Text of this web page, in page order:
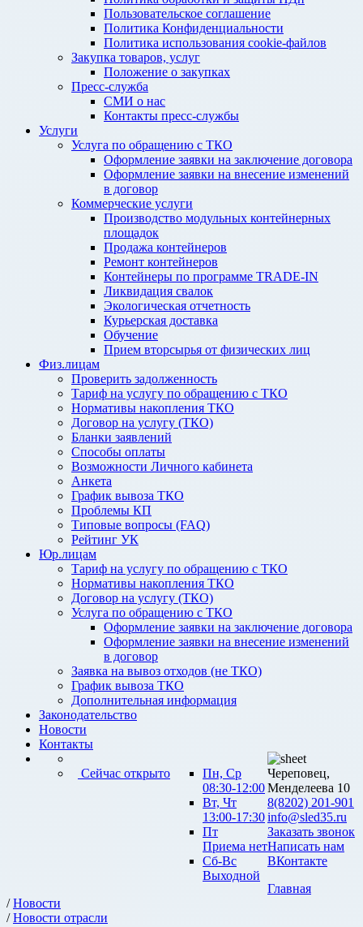
Пользовательское соглашение
Политика Конфиденциальности
Политика использования cookie-файлов
Закупка товаров, услуг
Положение о закупках
Пресс-служба
СМИ о нас
Контакты пресс-службы
Услуги
Услуга по обращению с ТКО
Оформление заявки на заключение договора
Оформление заявки на внесение изменений
в договор
Коммерческие услуги
Производство модульных контейнерных
площадок
Продажа контейнеров
Ремонт контейнеров
Контейнеры по программе TRADE-IN
Ликвидация свалок
Экологическая отчетность
Курьерская доставка
Обучение
Прием вторсырья от физических лиц
Физ.лицам
Проверить задолженность
Тариф на услугу по обращению с ТКО
Нормативы накопления ТКО
Договор на услугу (ТКО)
Бланки заявлений
Способы оплаты
Возможности Личного кабинета
Анкета
График вывоза ТКО
Проблемы КП
Типовые вопросы (FAQ)
Рейтинг УК
Юр.лицам
Тариф на услугу по обращению с ТКО
Нормативы накопления ТКО
Договор на услугу (ТКО)
Услуга по обращению с ТКО
Оформление заявки на заключение договора
Оформление заявки на внесение изменений
в договор
Заявка на вывоз отходов (не ТКО)
График вывоза ТКО
Дополнительная информация
Законодательство
Новости
Контакты
Сейчас открыто
Пн, Ср
08:30-12:00
Вт, Чт
13:00-17:30
Пт
Приема нет
Сб-Вс
Выходной
Череповец,
Менделеева 10
8(8202) 201-901
info@sled35.ru
Заказать звонок
Написать нам
ВКонтакте
Главная
/Новости
/Новости отрасли